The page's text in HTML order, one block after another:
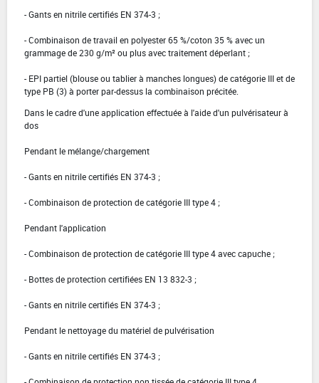
- Gants en nitrile certifiés EN 374-3 ;
- Combinaison de travail en polyester 65 %/coton 35 % avec un
grammage de 230 g/m² ou plus avec traitement déperlant ;
- EPI partiel (blouse ou tablier à manches longues) de catégorie III et de
type PB (3) à porter par-dessus la combinaison précitée.
Dans le cadre d'une application effectuée à l'aide d'un pulvérisateur à
dos
Pendant le mélange/chargement
- Gants en nitrile certifiés EN 374-3 ;
- Combinaison de protection de catégorie III type 4 ;
Pendant l'application
- Combinaison de protection de catégorie III type 4 avec capuche ;
- Bottes de protection certifiées EN 13 832-3 ;
- Gants en nitrile certifiés EN 374-3 ;
Pendant le nettoyage du matériel de pulvérisation
- Gants en nitrile certifiés EN 374-3 ;